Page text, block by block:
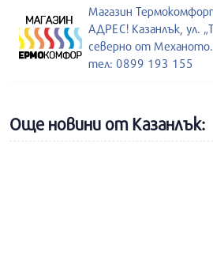
Магазин
АДРЕС! Казанлък, ул.
северно от
тел: 0899 193 155
Още новини от Казанлък: